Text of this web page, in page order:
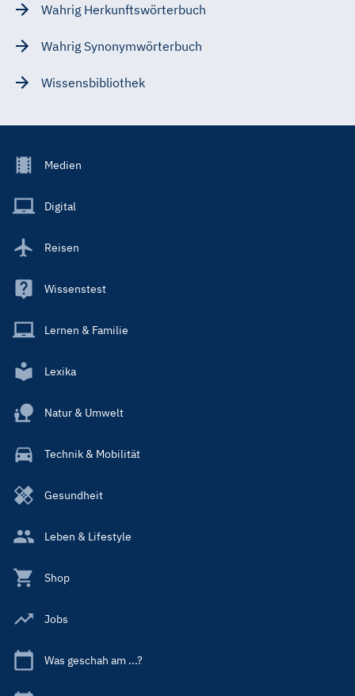
Wahrig Herkunftswörterbuch
Wahrig Synonymwörterbuch
Wissensbibliothek
Footer
Main
Medien
Digital
Reisen
Wissenstest
Lernen & Familie
Lexika
Natur & Umwelt
Technik & Mobilität
Gesundheit
Leben & Lifestyle
Shop
Jobs
Was geschah am ...?